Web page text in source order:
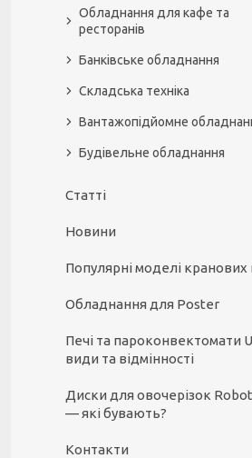
Обладнання для кафе та
ресторанів
Банківське обладнання
Складська техніка
Вантажопідйомне
Будівельне обладнання
Статті
Новини
Популярні моделі кранових
Обладнання для Poster
Печі та пароконвектомати
види та відмінності
Диски для овочерізок
— які бувають?
Контакти